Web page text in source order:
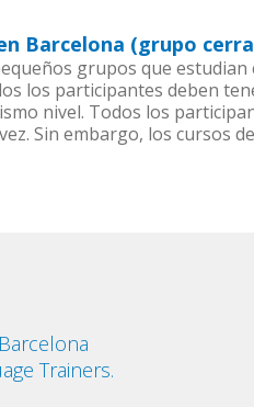
Barcelona (grupo
grupos que
los participantes deben
nivel. Todos los
Sin embargo, los cursos
Trainers.